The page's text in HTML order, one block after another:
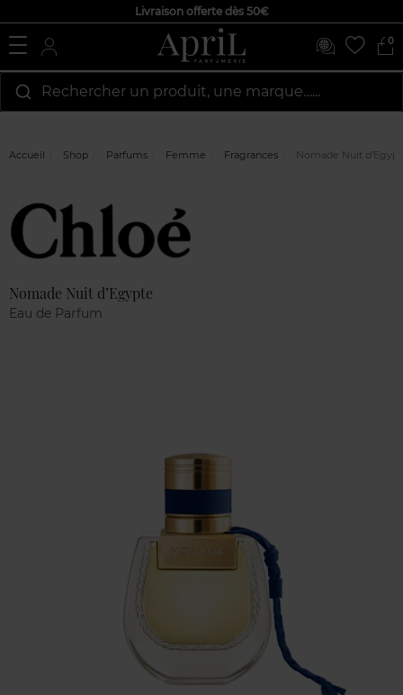
Livraison offerte dès 50€
0
Rechercher un produit, une marque…...
Accueil Shop Parfums Femme Fragrances Nomade Nuit
Marque
Nomade Nuit d’Egypte
Eau de Parfum